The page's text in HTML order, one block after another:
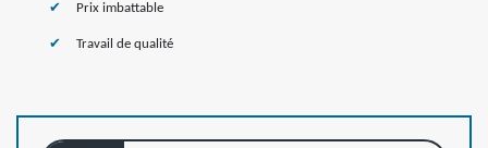
Prix imbattable
Travail de qualité